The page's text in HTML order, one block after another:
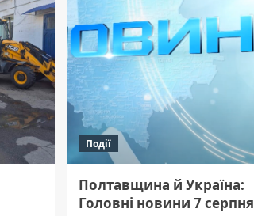
Події
Полтавщина й Україна:
Головні новини 7 серпня